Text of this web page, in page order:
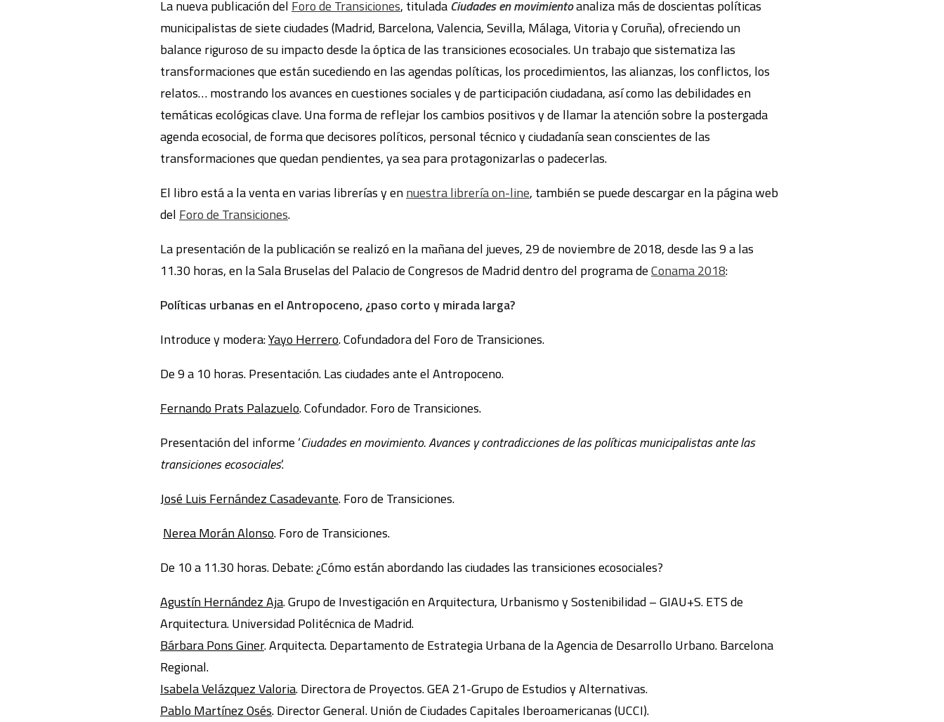
La nueva publicación del Foro de Transiciones, titulada Ciudades en movimientoanaliza más de doscientas políticas
municipalistas de siete ciudades (Madrid, Barcelona, Valencia, Sevilla, Málaga, Vitoria y Coruña), ofreciendo un
balance riguroso de su impacto desde la óptica de las transiciones ecosociales. Un trabajo que sistematiza las
transformaciones que están sucediendo en las agendas políticas, los procedimientos, las alianzas, los conflictos, los
relatos… mostrando los avances en cuestiones sociales y de participación ciudadana, así como las debilidades en
temáticas ecológicas clave. Una forma de reflejar los cambios positivos y de llamar la atención sobre la postergada
agenda ecosocial, de forma que decisores políticos, personal técnico y ciudadanía sean conscientes de las
transformaciones que quedan pendientes, ya sea para protagonizarlas o padecerlas.
El libro está a la venta en varias librerías y ennuestra librería on-line, también se puede descargar en la página web
del Foro de Transiciones.
La presentación de la publicación se realizó en la mañana del jueves, 29 de noviembre de 2018, desde las 9 a las
11.30 horas, en la Sala Bruselas del Palacio de Congresos de Madrid dentro del programa deConama 2018:
Políticas urbanas en el Antropoceno, ¿paso corto y mirada larga?
Introduce y modera:Yayo Herrero. Cofundadora del Foro de Transiciones.
De 9 a 10 horas. Presentación. Las ciudades ante el Antropoceno.
Fernando Prats Palazuelo. Cofundador. Foro de Transiciones.
Presentación del informe ‘Ciudades en movimiento. Avances y contradicciones de las políticas municipalistas ante las
transiciones ecosociales‘.
José Luis Fernández Casadevante. Foro de Transiciones.
Nerea Morán Alonso. Foro de Transiciones.
De 10 a 11.30 horas. Debate: ¿Cómo están abordando las ciudades las transiciones ecosociales?
Agustín Hernández Aja. Grupo de Investigación en Arquitectura, Urbanismo y Sostenibilidad – GIAU+S. ETS de
Arquitectura. Universidad Politécnica de Madrid.
Bárbara Pons Giner. Arquitecta. Departamento de Estrategia Urbana de la Agencia de Desarrollo Urbano. Barcelona
Regional.
Isabela Velázquez Valoria. Directora de Proyectos. GEA 21-Grupo de Estudios y Alternativas.
Pablo Martínez Osés. Director General. Unión de Ciudades Capitales Iberoamericanas (UCCI).